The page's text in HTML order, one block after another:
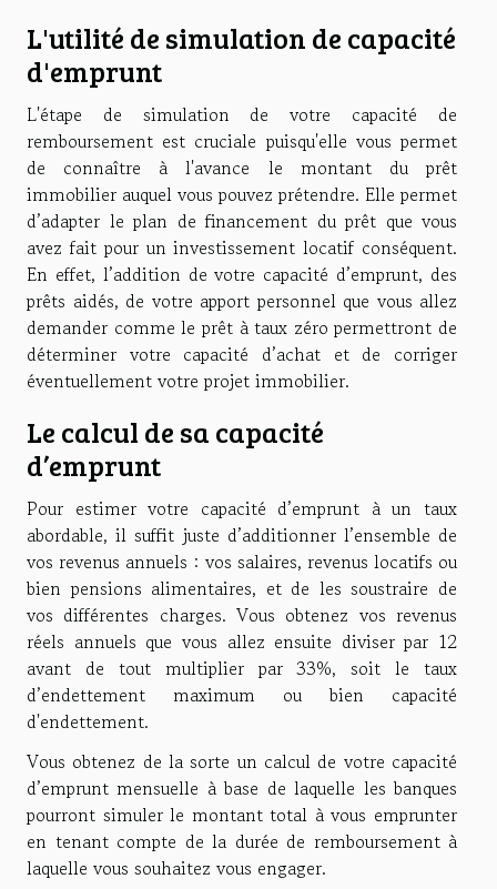
L'utilité de simulation de capacité
d'emprunt
L'étape de simulation de votre capacité de
remboursement est cruciale puisqu'elle vous permet
de connaître à l'avance le montant du prêt
immobilier auquel vous pouvez prétendre. Elle permet
d’adapter le plan de financement du prêt que vous
avez fait pour un investissement locatif conséquent.
En effet, l’addition de votre capacité d’emprunt, des
prêts aidés, de votre apport personnel que vous allez
demander comme le prêt à taux zéro permettront de
déterminer votre capacité d’achat et de corriger
éventuellement votre projet immobilier.
Le calcul de sa capacité
d’emprunt
Pour estimer votre capacité d’emprunt à un taux
abordable, il suffit juste d’additionner l’ensemble de
vos revenus annuels : vos salaires, revenus locatifs ou
bien pensions alimentaires, et de les soustraire de
vos différentes charges. Vous obtenez vos revenus
réels annuels que vous allez ensuite diviser par 12
avant de tout multiplier par 33%, soit le taux
d’endettement maximum ou bien capacité
d'endettement.
Vous obtenez de la sorte un calcul de votre capacité
d’emprunt mensuelle à base de laquelle les banques
pourront simuler le montant total à vous emprunter
en tenant compte de la durée de remboursement à
laquelle vous souhaitez vous engager.